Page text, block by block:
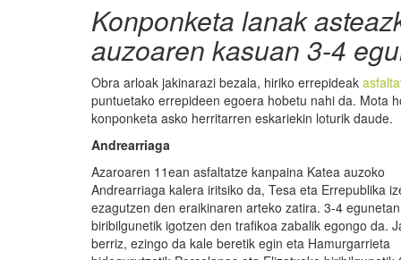
Konponketa lanak
auzoaren kasuan 3-4
Obra arloak jakinarazi bezala, hiriko errepideak
puntuetako errepideen egoera hobetu nahi da. Mota
konponketa asko herritarren eskariekin loturik daude.
Andrearriaga
Azaroaren 11ean asfaltatze kanpaina Katea auzoko
Andrearriaga kalera iritsiko da, Tesa eta Errepublika
ezagutzen den eraikinaren arteko zatira. 3-4
biribilgunetik igotzen den trafikoa zabalik egongo da.
berriz, ezingo da kale beretik egin eta Hamurgarrieta